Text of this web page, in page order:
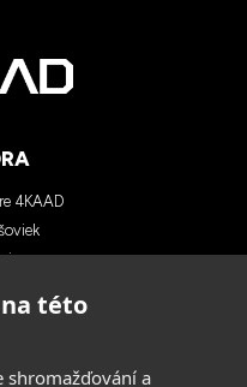
této
shromažďování a
4KAAD